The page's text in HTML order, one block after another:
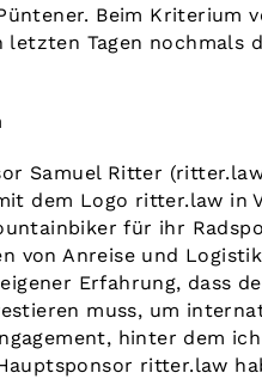
Beim Kriterium
Tagen nochmals
Samuel Ritter
dem Logo ritter.law in
für ihr
von Anreise und
Erfahrung, dass
muss, um
hinter dem
ritter.law